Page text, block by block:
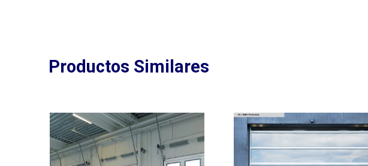
Productos Similares